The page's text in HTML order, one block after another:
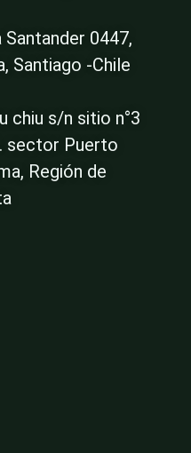
Santander 0447,
Santiago -Chile
chiu s/n sitio n°3
sector Puerto
Región de